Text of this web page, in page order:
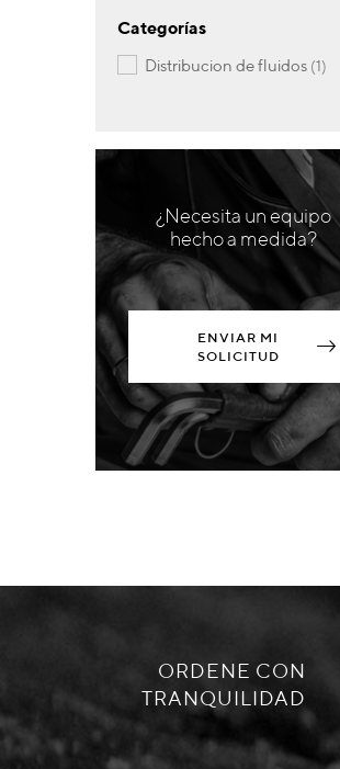
Categorías
distribucion de fluidos 1
¿Necesita un equipo
hecho a medida?
ENVIAR MI
SOLICITUD
ORDENE CON
TRANQUILIDAD